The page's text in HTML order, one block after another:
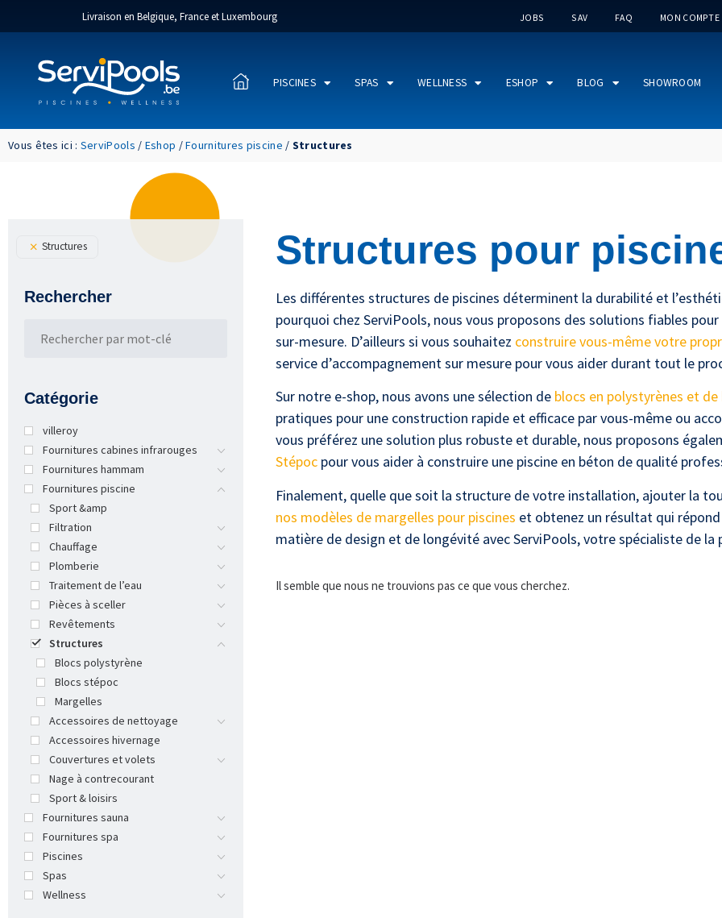
Livraison en Belgique, France et Luxembourg JOBS SAV FAQ MON COMPTE
PISCINES SPAS WELLNESS ESHOP BLOG SHOWROOM
Vous êtes ici : ServiPools / Eshop /Fournitures piscine / Structures
Structures
Rechercher
Catégorie
villeroy
Fournitures cabines infrarouges
Fournitures hammam
Fournitures piscine
Sport &amp
Filtration
Chauffage
Plomberie
Traitement de l’eau
Pièces à sceller
Revêtements
Structures
Blocs polystyrène
Blocs stépoc
Margelles
Accessoires de nettoyage
Accessoires hivernage
Couvertures et volets
Nage à contrecourant
Sport & loisirs
Fournitures sauna
Fournitures spa
Piscines
Spas
Wellness
Structures pour
Les différentes structures de piscines déterminent la durabilité et
pourquoi chez ServiPools, nous vous proposons des solutions fiables
sur-mesure. D’ailleurs si vous souhaitez construire vous-même votre
service d’accompagnement sur mesure pour vous aider durant tout le
Sur notre e-shop, nous avons une sélection de blocs en polystyrènes et
pratiques pour une construction rapide et efficace par vous-même ou
vous préférez une solution plus robuste et durable, nous proposons
Stépocpour vous aider à construire une piscine en béton de qualité
Finalement, quelle que soit la structure de votre installation, ajouter la
nos modèles de margelles pour piscines et obtenez un résultat qui
matière de design et de longévité avec ServiPools, votre spécialiste de la
Il semble que nous ne trouvions pas ce que vous cherchez.